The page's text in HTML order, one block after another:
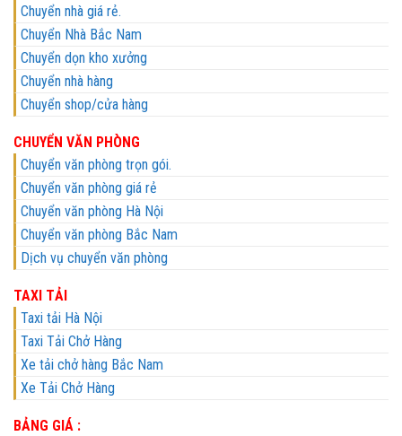
Chuyển nhà giá rẻ.
Chuyển Nhà Bắc Nam
Chuyển dọn kho xưởng
Chuyển nhà hàng
Chuyển shop/cửa hàng
CHUYỂN VĂN PHÒNG
Chuyển văn phòng trọn gói.
Chuyển văn phòng giá rẻ
Chuyển văn phòng Hà Nội
Chuyển văn phòng Bắc Nam
Dịch vụ chuyển văn phòng
TAXI TẢI
Taxi tải Hà Nội
Taxi Tải Chở Hàng
Xe tải chở hàng Bắc Nam
Xe Tải Chở Hàng
BẢNG GIÁ :